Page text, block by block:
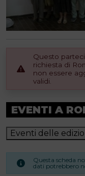
Questo
richiesta di
non essere
validi.
EVENTI A
Eventi delle
Questa scheda
dati potrebbero